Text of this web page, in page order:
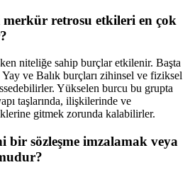
retrosu etkileri en çok
niteliğe sahip burçlar etkilenir. Başta
ve Balık burçları zihinsel ve fiziksel
Yükselen burcu bu grupta
taşlarında, ilişkilerinde ve
gitmek zorunda kalabilirler.
bir sözleşme imzalamak veya